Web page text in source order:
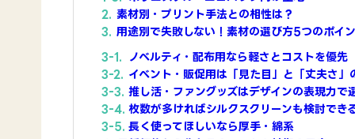
素材別・プリント手法との相性は？
用途別で失敗しない！素材の選び方5つのポイ
ノベルティ・配布用なら軽さとコストを優先
イベント・販促用は「見た目」と「丈夫さ」
推し活・ファングッズはデザインの表現力で
枚数が多ければシルクスクリーンも検討でき
長く使ってほしいなら厚手・綿系